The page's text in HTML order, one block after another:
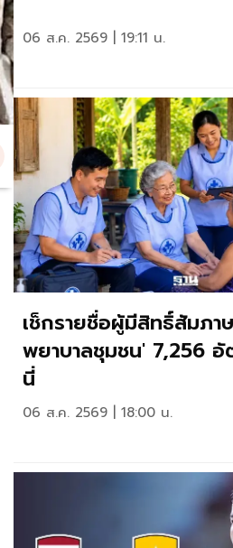
06 ส.ค. 2569 | 19:11 น.
เช็กรายชื่อผู้มีสิทธิ์สัมภา
พยาบาลชุมชน' 7,256 อั
นี่
06 ส.ค. 2569 | 18:00 น.